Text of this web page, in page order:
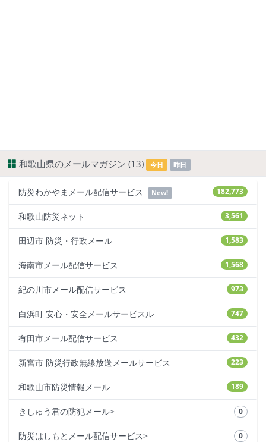
和歌山県のメールマガジン (13) 今日 昨日
182,773
防災わかやまメール配信サービス New!
3,561
和歌山防災ネット
1,583
田辺市 防災・行政メール
1,568
海南市メール配信サービス
973
紀の川市メール配信サービス
747
白浜町 安心・安全メールサービスル
432
有田市メール配信サービス
223
新宮市 防災行政無線放送メールサービス
189
和歌山市防災情報メール
0
きしゅう君の防犯メール>
0
防災はしもとメール配信サービス>